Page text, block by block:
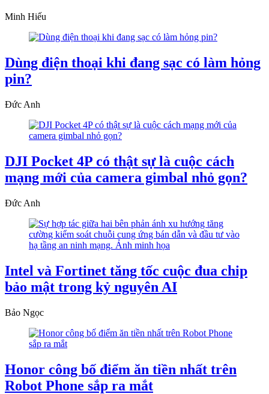
Minh Hiếu
Dùng điện thoại khi đang sạc có làm hỏng
pin?
Đức Anh
DJI Pocket 4P có thật sự là cuộc cách
mạng mới của camera gimbal nhỏ gọn?
Đức Anh
Intel và Fortinet tăng tốc cuộc đua chip
bảo mật trong kỷ nguyên AI
Bảo Ngọc
Honor công bố điểm ăn tiền nhất trên
Robot Phone sắp ra mắt